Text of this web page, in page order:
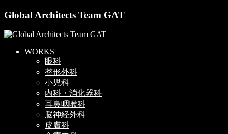
Global Architects Team GAT
WORKS
眼科
整形外科
小児科
内科・消化器科
耳鼻咽喉科
脳神経外科
皮膚科